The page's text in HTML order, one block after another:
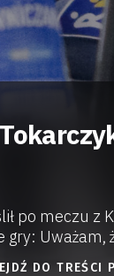
po meczu z
gry: Uważam,
DO TREŚCI